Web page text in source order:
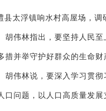
县太浮镇响水村高屋场，
胡伟林指出，要坚持人民
措并举守护好群众的生命
胡伟林说，要深入学习贯
口问题，以人口高质量发展